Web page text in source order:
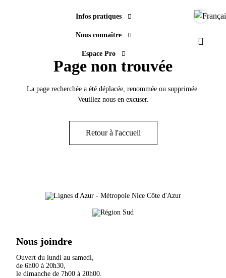
Infos pratiques
Nous connaître
Espace Pro
Page non trouvée
La page recherchée a été déplacée, renommée ou supprimée.
Veuillez nous en excuser.
Retour à l'accueil
Nous joindre
Ouvert du lundi au samedi,
de 6h00 à 20h30,
le dimanche de 7h00 à 20h00.